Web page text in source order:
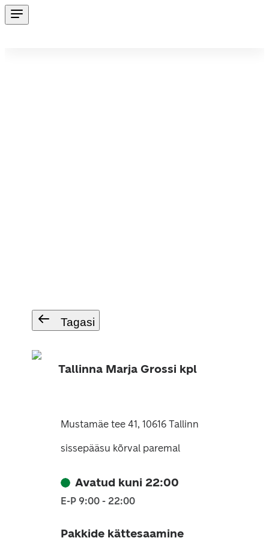
Tagasi
Tallinna Marja Grossi kpl
Mustamäe tee 41, 10616 Tallinn
sissepääsu kõrval paremal
Avatud kuni 22:00
E-P 9:00 - 22:00
Pakkide kättesaamine